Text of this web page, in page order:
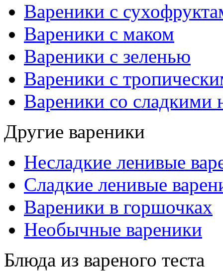
Вареники с
Вареники с маком
Вареники с зеленью
Вареники с
Вареники со сладкими
Другие вареники
Несладкие ленивые
Сладкие ленивые
Вареники в горшочках
Необычные вареники
Блюда из вареного теста